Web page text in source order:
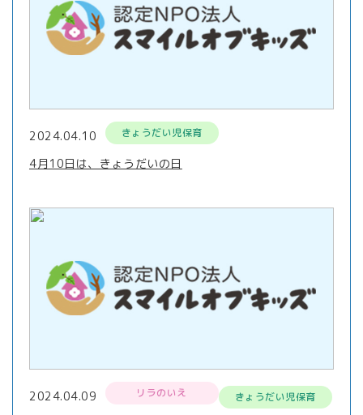
2024.04.10 きょうだい児保育
4月10日は、きょうだいの日
2024.04.09 リラのいえ きょうだい児保育